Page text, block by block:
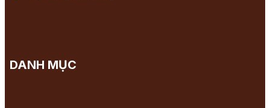
DANH MỤC